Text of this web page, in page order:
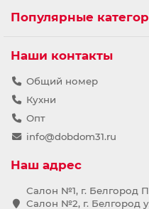
Популярные
Наши контакты
Общий номер
Кухни
Опт
info@dobdom31.ru
Наш адрес
Салон №1, г. Белгород
Салон №2, г. Белгород